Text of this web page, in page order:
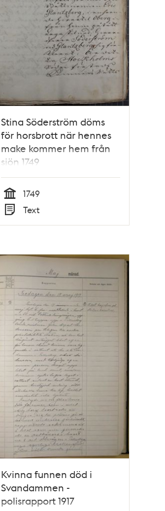
Stina Söderström döms
för horsbrott när hennes
make kommer hem från
sjön 1749
Tid
1749
Typ
Text
Kvinna funnen död i
Svandammen -
polisrapport 1917